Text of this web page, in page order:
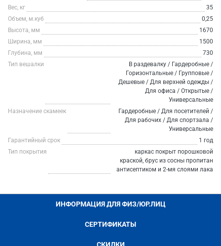
Вес, кг
35
Объем, м.куб
0,25
Высота, мм
1670
Ширина, мм
1500
Глубина, мм
730
Тип вешалки
В раздевалку / Гардеробные /
Горизонтальные / Групповые /
Дешевые / Для верхней одежды /
Для офиса / Открытые /
Универсальные
Назначение скамеек
Гардеробные / Для посетителей /
Для рабочих / Для спортзала /
Универсальные
Гарантийный срок
1 год
Тип покрытия
каркас покрыт порошковой
краской, брус из сосны пропитан
антисептиком и 2-мя слоями лака
ИНФОРМАЦИЯ ДЛЯ ФИЗ/ЮР.ЛИЦ
СЕРТИФИКАТЫ